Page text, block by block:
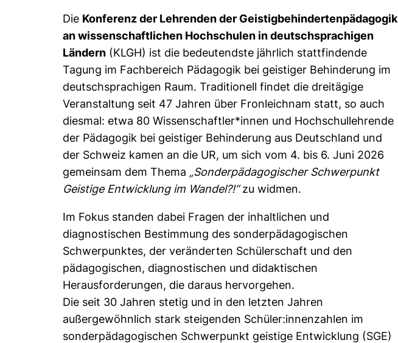
Die Konferenz der Lehrenden der Geistigbehindertenpädagogik
an wissenschaftlichen Hochschulen in deutschsprachigen
Ländern (KLGH) ist die bedeutendste jährlich stattfindende
Tagung im Fachbereich Pädagogik bei geistiger Behinderung im
deutschsprachigen Raum. Traditionell findet die dreitägige
Veranstaltung seit 47 Jahren über Fronleichnam statt, so auch
diesmal: etwa 80 Wissenschaftler*innen und Hochschullehrende
der Pädagogik bei geistiger Behinderung aus Deutschland und
der Schweiz kamen an die UR, um sich vom 4. bis 6. Juni 2026
gemeinsam dem Thema „Sonderpädagogischer Schwerpunkt
Geistige Entwicklung im Wandel?!“zu widmen.
Im Fokus standen dabei Fragen der inhaltlichen und
diagnostischen Bestimmung des sonderpädagogischen
Schwerpunktes, der veränderten Schülerschaft und den
pädagogischen, diagnostischen und didaktischen
Herausforderungen, die daraus hervorgehen.
Die seit 30 Jahren stetig und in den letzten Jahren
außergewöhnlich stark steigenden Schüler:innenzahlen im
sonderpädagogischen Schwerpunkt geistige Entwicklung (SGE)